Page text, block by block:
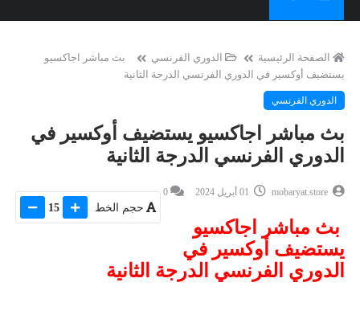
الصفحة الرئيسية الدوري الفرنسي
بث مباشر اجاكسيو
يستضيف أوكسير في الدوري الفرنسي الدرجة الثانية
الدوري الفرنسي
بث مباشر اجاكسيو يستضيف أوكسير في
الدوري الفرنسي الدرجة الثانية
mobaryat.store
0
حجم الخط 15
بث مباشر اجاكسيو
يستضيف أوكسير في
الدوري الفرنسي الدرجة الثانية